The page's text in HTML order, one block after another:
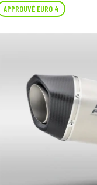
APPROUVÉ EURO 4